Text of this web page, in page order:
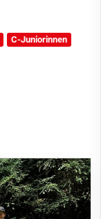
C-Juniorinnen